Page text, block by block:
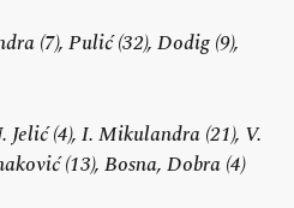
(7), Pulić (32), Dodig (9),
(4), I. Mikulandra (21), V.
(13), Bosna, Dobra (4)